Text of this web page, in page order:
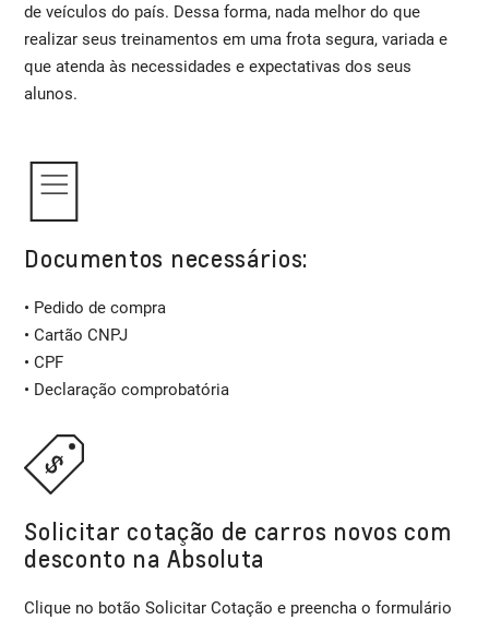
de veículos do país. Dessa forma, nada melhor do que
realizar seus treinamentos em uma frota segura, variada e
que atenda às necessidades e expectativas dos seus
alunos.
Documentos necessários:
• Pedido de compra
• Cartão CNPJ
• CPF
• Declaração comprobatória
Solicitar cotação de carros novos com
desconto na Absoluta
Clique no botão Solicitar Cotação e preencha o formulário